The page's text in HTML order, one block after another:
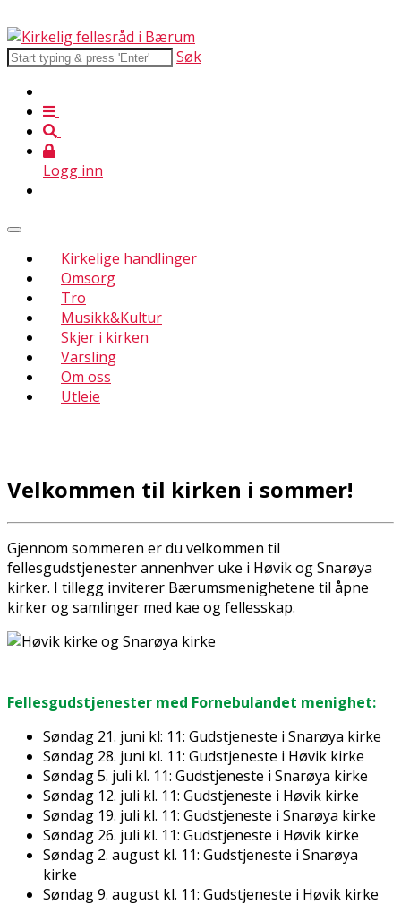
Søk
Logg inn
Kirkelige handlinger
Omsorg
Tro
Musikk&Kultur
Skjer i kirken
Varsling
Om oss
Utleie
Velkommen til kirken i sommer!
Gjennom sommeren er du velkommen til
fellesgudstjenester annenhver uke i Høvik og Snarøya
kirker. I tillegg inviterer Bærumsmenighetene til åpne
kirker og samlinger med kaffe og fellesskap.
Fellesgudstjenester med Fornebulandet menighet:
Søndag 21. juni kl: 11: Gudstjeneste i Snarøya kirke
Søndag 28. juni kl. 11: Gudstjeneste i Høvik kirke
Søndag 5. juli kl. 11: Gudstjeneste i Snarøya kirke
Søndag 12. juli kl. 11: Gudstjeneste i Høvik kirke
Søndag 19. juli kl. 11: Gudstjeneste i Snarøya kirke
Søndag 26. juli kl. 11: Gudstjeneste i Høvik kirke
Søndag 2. august kl. 11: Gudstjeneste i Snarøya
kirke
Søndag 9. august kl. 11: Gudstjeneste i Høvik kirke